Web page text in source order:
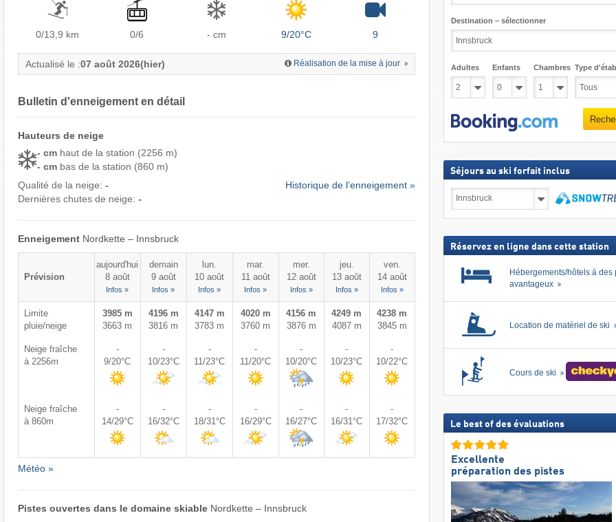
0/13,9 km 0/6 - cm 9/20°C 9
Actualisé le :07 août 2026(hier) Réalisation de la mise à jour
Bulletin d'enneigement en détail
Hauteurs de neige
- cm haut de la station (2256 m)
- cm bas de la station (860 m)
Qualité de la neige: -
Dernières chutes de neige: -
Historique de l’enneigement »
Enneigement Nordkette – Innsbruck
Prévision
aujourd'hui
8 août
Infos »
demain
9 août
Infos »
lun.
10 août
Infos »
mar.
11 août
Infos »
mer.
12 août
Infos »
jeu.
13 août
Infos »
ven.
14 août
Infos »
Limite
pluie/neige
3985 m
3663 m
4196 m
3816 m
4147 m
3783 m
4020 m
3760 m
4156 m
3876 m
4249 m
4087 m
4238 m
3845 m
Neige fraîche
à 2256m
-
9/20°C
-
10/23°C
-
11/23°C
-
11/20°C
-
10/20°C
-
10/23°C
-
10/22°C
Neige fraîche
à 860m
-
14/29°C
-
16/32°C
-
18/31°C
-
16/29°C
-
16/27°C
-
16/31°C
-
17/32°C
Météo »
Pistes ouvertes dans le domaine skiable Nordkette – Innsbruck
Destination – sélectionner
Adultes Enfants Chambres Type
Séjours au ski forfait inclus
au
Réservez en ligne dans cette station
Hébergements/hôtels à des
avantageux
Location de matériel de ski
Cours de ski
Le best of des évaluations
Excellente
préparation des pistes